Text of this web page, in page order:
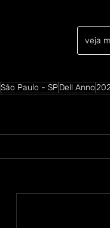
veja
São Paulo - SPDell Anno